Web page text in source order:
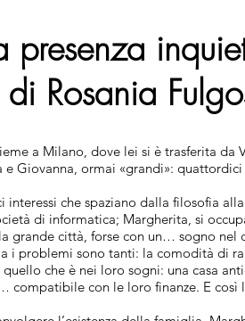
presenza
Rosania
a Milano, dove lei si è trasferita da
Giovanna, ormai «grandi»:
che spaziano dalla filosofia
di informatica; Margherita, si
grande città, forse con un… sogno nel
i problemi sono tanti: la comodità di
che è nei loro sogni: una casa
con le loro finanze. E così